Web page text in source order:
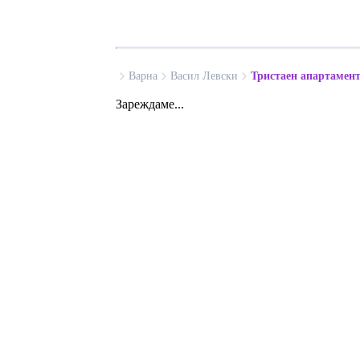
Варна Васил Левски Тристаен апартамент
Зареждаме...